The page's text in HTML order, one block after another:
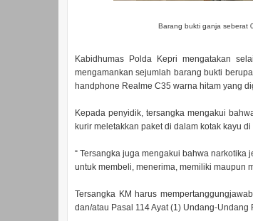
Barang bukti ganja seberat
Kabidhumas Polda Kepri mengatakan
mengamankan sejumlah barang bukti
handphone Realme C35 warna hitam yang
Kepada penyidik, tersangka mengakui
kurir meletakkan paket di dalam kotak kayu
“ Tersangka juga mengakui bahwa
untuk membeli, menerima, memiliki maupun
Tersangka KM harus
dan/atau Pasal 114 Ayat (1) Undang-